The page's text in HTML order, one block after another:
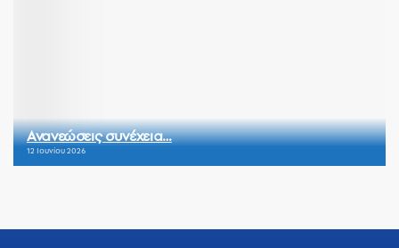
Ανανεώσεις συνέχεια…
12 Ιουνίου 2026